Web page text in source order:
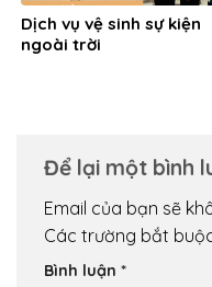
Dịch vụ vệ sinh sự kiện
ngoài trời
Để lại một bình
Email của bạn sẽ
Các trường bắt
Bình luận *